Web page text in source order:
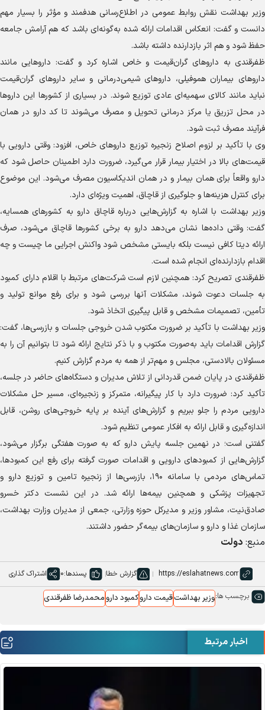
وزیر بهداشت نقش روابط عمومی در اطلاع‌رسانی هدفمند و مؤثر را بسیار مهم
دانست و گفت: انعکاس اقدامات ارائه شده به‌گونه‌ای باشد که هم آرامش جامعه
حفظ شود و هم اثر بازدارنده داشته باشد.
ظفرقندی به دارو‌های گران‌قیمت و خاص اشاره کرد و گفت: دارو‌هایی مانند
دارو‌های بیماران هموفیلی، دارو‌های شیمی‌درمانی و سایر دارو‌های گران‌قیمت
نباید مانند کالای سهمیه‌ای عادی توزیع شوند. در بسیاری از کشور‌ها این دارو‌ها
در محل تزریق یا مرکز درمانی تحویل و مصرف می‌شوند تا کد دارو در همان
فرآیند مصرف ثبت شود.
وی با تأکید بر لزوم اصلاح زنجیره توزیع دارو‌های خاص، افزود: وقتی دارویی با
قیمت‌های بالا در اختیار بیمار قرار می‌گیرد، ضرورت دارد اطمینان حاصل شود که
دارو واقعاً برای همان بیمار و در همان اندیکاسیون مصرف می‌شود. این موضوع
برای کنترل هزینه‌ها و جلوگیری از قاچاق، اهمیت ویژه‌ای دارد.
وزیر بهداشت با اشاره به گزارش‌هایی درباره قاچاق دارو به کشور‌های همسایه،
گفت: وقتی داده‌ها نشان می‌دهد دارو به برخی کشور‌ها قاچاق می‌شود، صرف
ارائه دیتا کافی نیست بلکه بایستی مشخص شود واکنش اجرایی ما چیست و چه
اقدام بازدارنده‌ای انجام شده است.
ظفرقندی تصریح کرد: همچنین لازم است شرکت‌های مرتبط با اقلام دارای کمبود
به جلسات دعوت شوند، مشکلات آنها بررسی شود و برای رفع موانع تولید و
تأمین، تصمیمات مشخص و قابل پیگیری اتخاذ شود.
وزیر بهداشت با تأکید بر ضرورت مکتوب شدن خروجی جلسات و بازرسی‌ها، گفت:
گزارش اقدامات باید به‌صورت مکتوب و با ذکر نتایج ارائه شود تا بتوانیم آن را به
مسئولان بالادستی، مجلس و مهم‌تر از همه به مردم گزارش کنیم.
ظفرقندی در پایان ضمن قدردانی از تلاش مدیران و دستگاه‌های حاضر در جلسه،
تأکید کرد: ضرورت دارد با کار پیگیرانه، متمرکز و زنجیره‌ای، مسیر حل مشکلات
دارویی مردم را جلو ببریم و گزارش‌های آینده بر پایه خروجی‌های روشن، قابل
اندازه‌گیری و قابل ارائه به افکار عمومی تنظیم شود.
گفتنی است؛ در نهمین جلسه پایش دارو که به صورت هفتگی برگزار می‌شود،
گزارش‌هایی از کمبود‌های دارویی و اقدامات صورت گرفته برای رفع این کمبودها،
تماس‌های مردمی با سامانه ۱۹۰، بازرسی‌ها از زنجیره تامین و توزیع دارو و
تجهیزات پزشکی و همچنین بیمه‌ها ارائه شد. در این نشست دکتر خسرو
صادق‌نیت، مشاور وزیر و مدیرکل حوزه وزارتی، جمعی از مدیران وزارت بهداشت،
سازمان غذا و دارو و سازمان‌های بیمه‌گر حضور داشتند.
منبع: دولت
گزارش خطا پسندها:0 اشتراک گذاری
برچسب ها:وزیر بهداشتقیمت داروکمبود دارومحمدرضا ظفرقندی
اخبار مرتبط